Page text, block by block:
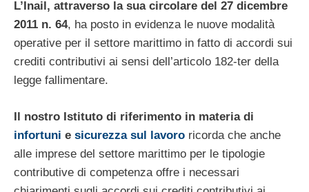
L’Inail, attraverso la sua circolare del 27 dicembre
2011 n. 64, ha posto in evidenza le nuove modalità
operative per il settore marittimo in fatto di accordi sui
crediti contributivi ai sensi dell’articolo 182-ter della
legge fallimentare.
Il nostro Istituto di riferimento in materia di
infortuni e sicurezza sul lavoro ricorda che anche
alle imprese del settore marittimo per le tipologie
contributive di competenza offre i necessari